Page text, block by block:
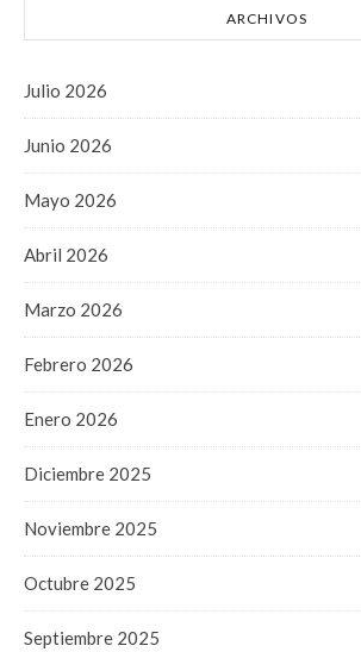
ARCHIVOS
Julio 2026
Junio 2026
Mayo 2026
Abril 2026
Marzo 2026
Febrero 2026
Enero 2026
Diciembre 2025
Noviembre 2025
Octubre 2025
Septiembre 2025